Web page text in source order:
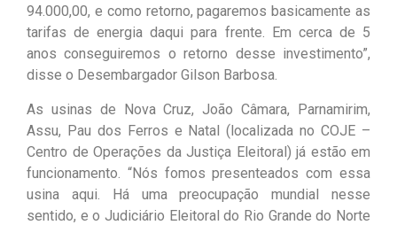
94.000,00, e como retorno, pagaremos basicamente as
tarifas de energia daqui para frente. Em cerca de 5
anos conseguiremos o retorno desse investimento”,
disse o Desembargador Gilson Barbosa.
As usinas de Nova Cruz, João Câmara, Parnamirim,
Assu, Pau dos Ferros e Natal (localizada no COJE –
Centro de Operações da Justiça Eleitoral) já estão em
funcionamento. “Nós fomos presenteados com essa
usina aqui. Há uma preocupação mundial nesse
sentido, e o Judiciário Eleitoral do Rio Grande do Norte